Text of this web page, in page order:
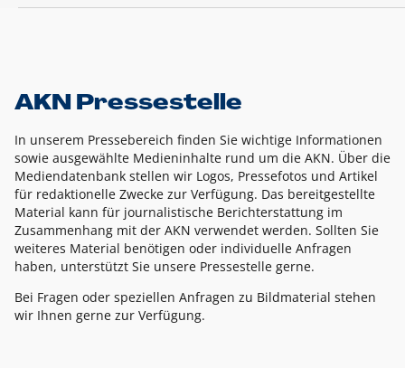
AKN Pressestelle
In unserem Pressebereich finden Sie wichtige Informationen
sowie ausgewählte Medieninhalte rund um die AKN. Über die
Mediendatenbank stellen wir Logos, Pressefotos und Artikel
für redaktionelle Zwecke zur Verfügung. Das bereitgestellte
Material kann für journalistische Berichterstattung im
Zusammenhang mit der AKN verwendet werden. Sollten Sie
weiteres Material benötigen oder individuelle Anfragen
haben, unterstützt Sie unsere Pressestelle gerne.
Bei Fragen oder speziellen Anfragen zu Bildmaterial stehen
wir Ihnen gerne zur Verfügung.